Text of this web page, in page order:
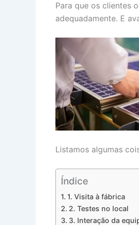
Para que os clientes
adequadamente. E
Listamos algumas
Índice
1. Visita à fábrica
2. Testes no local
3. Interação da